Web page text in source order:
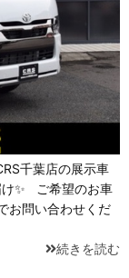
千葉店の展示車
け✨ ご希望のお車
お問い合わせくだ
続きを読む